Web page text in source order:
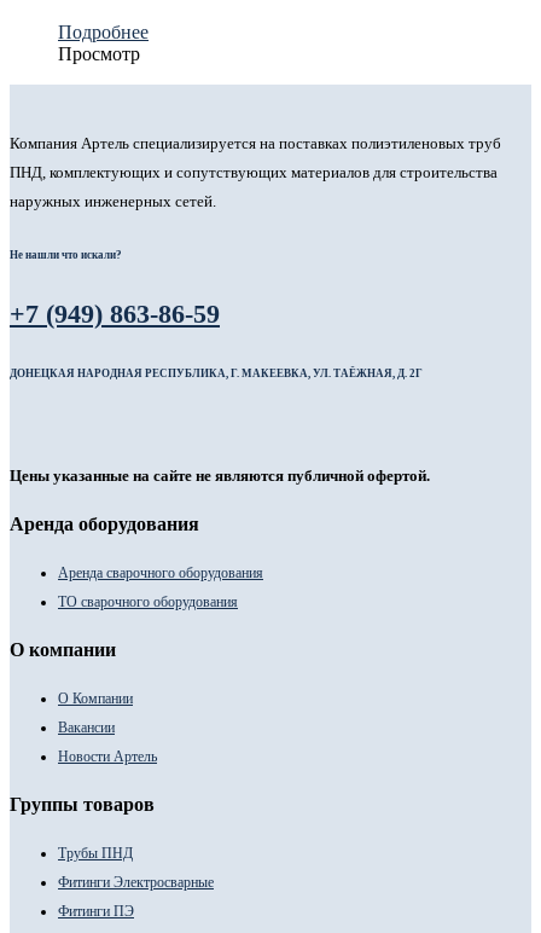
Подробнее
Просмотр
Компания Артель специализируется на поставках полиэтиленовых труб
ПНД, комплектующих и сопутствующих материалов для строительства
наружных инженерных сетей.
Не нашли что искали?
+7 (949) 863-86-59
ДОНЕЦКАЯ НАРОДНАЯ РЕСПУБЛИКА, Г. МАКЕЕВКА, УЛ. ТАЁЖНАЯ, Д. 2Г
Цены указанные на сайте не являются публичной офертой.
Аренда оборудования
Аренда сварочного оборудования
ТО сварочного оборудования
О компании
О Компании
Вакансии
Новости Артель
Группы товаров
Трубы ПНД
Фитинги Электросварные
Фитинги ПЭ